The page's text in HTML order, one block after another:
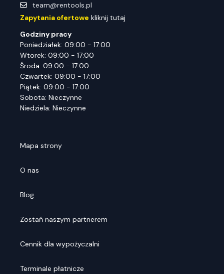
team@rentools.pl
Zapytania ofertowe kliknij tutaj
Godziny pracy
Poniedziałek: 09:00 - 17:00
Wtorek: 09:00 - 17:00
Środa: 09:00 - 17:00
Czwartek: 09:00 - 17:00
Piątek: 09:00 - 17:00
Sobota: Nieczynne
Niedziela: Nieczynne
Mapa strony
O nas
Blog
Zostań naszym partnerem
Cennik dla wypożyczalni
Terminale płatnicze